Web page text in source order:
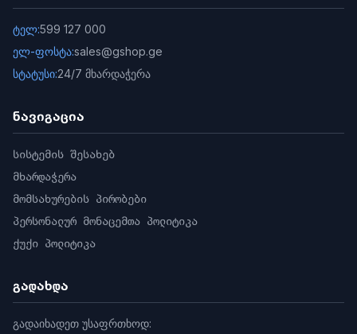
ტელ:599 127 000
ელ-ფოსტა:sales@gshop.ge
სტატუსი:24/7 მხარდაჭერა
ნავიგაცია
სისტემის შესახებ
მხარდაჭერა
მომსახურების პირობები
პერსონალურ მონაცემთა პოლიტიკა
ქუქი პოლიტიკა
გადახდა
გადაიხადეთ უსაფრთხოდ: